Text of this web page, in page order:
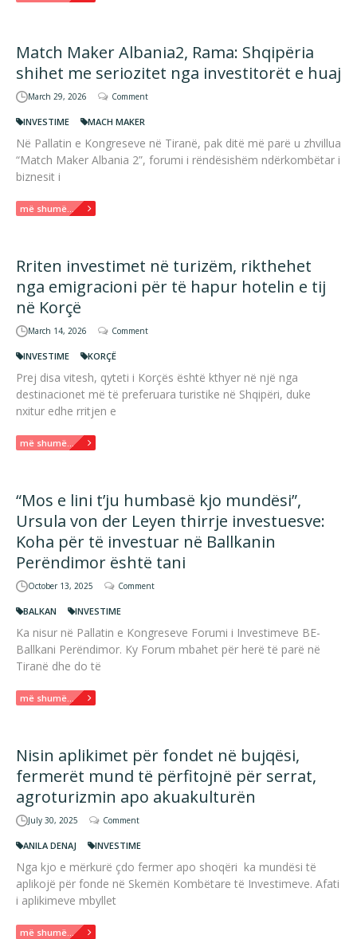
Match Maker Albania2, Rama: Shqipëria
shihet me seriozitet nga investitorët e huaj
March 29, 2026 Comment
INVESTIME MACH MAKER
Në Pallatin e Kongreseve në Tiranë, pak ditë më parë u zhvillua
“Match Maker Albania 2”, forumi i rëndësishëm ndërkombëtar i
biznesit i
më shumë...
Rriten investimet në turizëm, rikthehet
nga emigracioni për të hapur hotelin e tij
në Korçë
March 14, 2026 Comment
INVESTIME KORÇË
Prej disa vitesh, qyteti i Korçës është kthyer në një nga
destinacionet më të preferuara turistike në Shqipëri, duke
nxitur edhe rritjen e
më shumë...
“Mos e lini t’ju humbasë kjo mundësi”,
Ursula von der Leyen thirrje investuesve:
Koha për të investuar në Ballkanin
Perëndimor është tani
October 13, 2025 Comment
BALKAN INVESTIME
Ka nisur në Pallatin e Kongreseve Forumi i Investimeve BE-
Ballkani Perëndimor. Ky Forum mbahet për herë të parë në
Tiranë dhe do të
më shumë...
Nisin aplikimet për fondet në bujqësi,
fermerët mund të përfitojnë për serrat,
agroturizmin apo akuakulturën
July 30, 2025 Comment
ANILA DENAJ INVESTIME
Nga kjo e mërkurë çdo fermer apo shoqëri ka mundësi të
aplikojë për fonde në Skemën Kombëtare të Investimeve. Afati
i aplikimeve mbyllet
më shumë...